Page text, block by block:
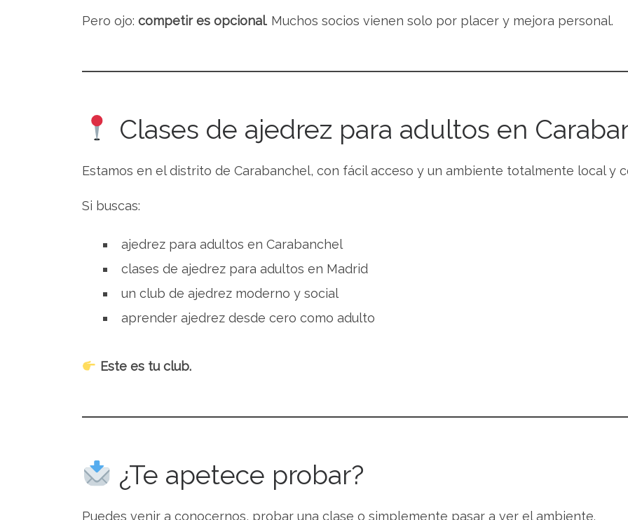
Pero ojo: competir es opcional. Muchos socios vienen solo por placer y mejora personal.
Clases de ajedrez para adultos en
Estamos en el distrito de Carabanchel, con fácil acceso y un ambiente totalmente local y
Si buscas:
ajedrez para adultos en Carabanchel
clases de ajedrez para adultos en Madrid
un club de ajedrez moderno y social
aprender ajedrez desde cero como adulto
Este es tu club.
¿Te apetece probar?
Puedes venir a conocernos, probar una clase o simplemente pasar a ver el ambiente.